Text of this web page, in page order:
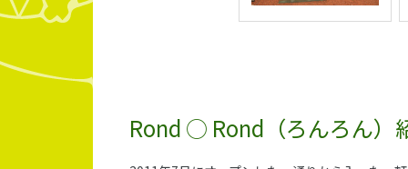
Rond ○ Rond（ろんろん）